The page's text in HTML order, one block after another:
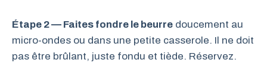
Étape 2 — Faites fondre le beurre doucement au
micro-ondes ou dans une petite casserole. Il ne doit
pas être brûlant, juste fondu et tiède. Réservez.